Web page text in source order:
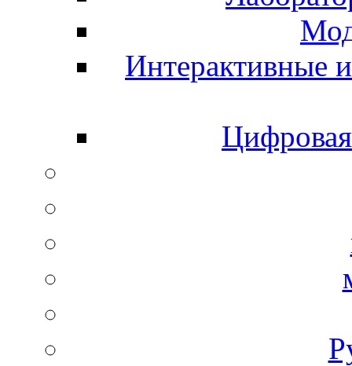
Интерактивные